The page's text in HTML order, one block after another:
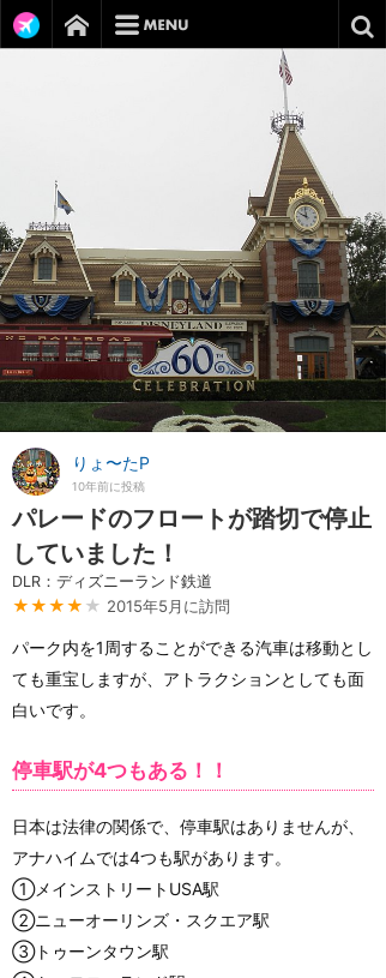
りょ〜たP
10年前に投稿
パレードのフロートが踏切で停止
していました！
DLR：ディズニーランド鉄道
★★★★ ★ 2015年5月に訪問
パーク内を1周することができる汽車は移動とし
ても重宝しますが、アトラクションとしても面
白いです。
停車駅が4つもある！！
日本は法律の関係で、停車駅はありませんが、
アナハイムでは4つも駅があります。
①メインストリートUSA駅
②ニューオーリンズ・スクエア駅
③トゥーンタウン駅